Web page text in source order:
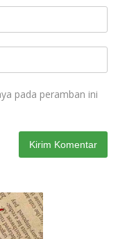
pada peramban ini